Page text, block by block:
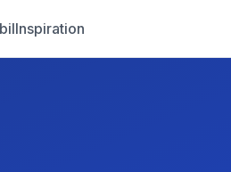
Inspiration